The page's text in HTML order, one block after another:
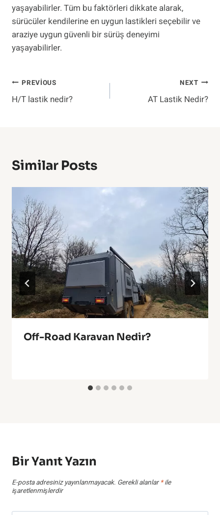
yaşayabilirler. Tüm bu faktörleri dikkate alarak,
sürücüler kendilerine en uygun lastikleri seçebilir ve
araziye uygun güvenli bir sürüş deneyimi
yaşayabilirler.
Yazı
Gezinmesi
PREVIOUS
H/T lastik nedir?
NEXT
AT Lastik Nedir?
Similar Posts
Off-Road Karavan Nedir?
Bir Yanıt Yazın
E-posta adresiniz yayınlanmayacak. Gerekli alanlar *ile
işaretlenmişlerdir